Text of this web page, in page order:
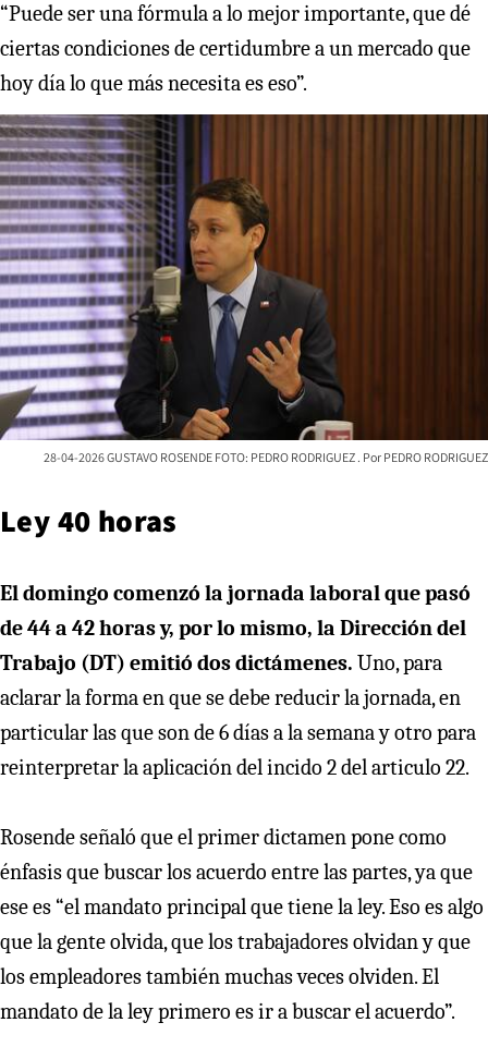
“Puede ser una fórmula a lo mejor importante, que dé
ciertas condiciones de certidumbre a un mercado que
hoy día lo que más necesita es eso”.
28-04-2026 GUSTAVO ROSENDE FOTO: PEDRO RODRIGUEZ PEDRO RODRIGUEZ
Ley 40 horas
El domingo comenzó la jornada laboral que pasó
de 44 a 42 horas y, por lo mismo, la Dirección del
Trabajo (DT) emitió dos dictámenes. Uno, para
aclarar la forma en que se debe reducir la jornada, en
particular las que son de 6 días a la semana y otro para
reinterpretar la aplicación del incido 2 del articulo 22.
Rosende señaló que el primer dictamen pone como
énfasis que buscar los acuerdo entre las partes, ya que
ese es “el mandato principal que tiene la ley. Eso es algo
que la gente olvida, que los trabajadores olvidan y que
los empleadores también muchas veces olviden. El
mandato de la ley primero es ir a buscar el acuerdo”.